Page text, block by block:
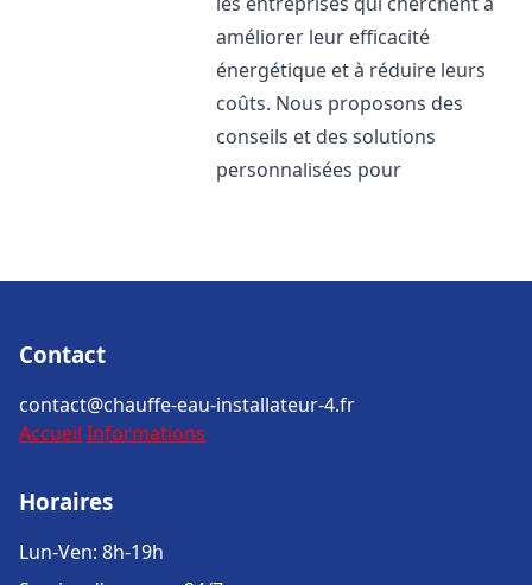
améliorer leur efficacité
énergétique et à réduire leurs
coûts. Nous proposons des
conseils et des solutions
personnalisées pour
Contact
contact@chauffe-eau-installateur-4.fr
Accueil Informations
Horaires
Lun-Ven: 8h-19h